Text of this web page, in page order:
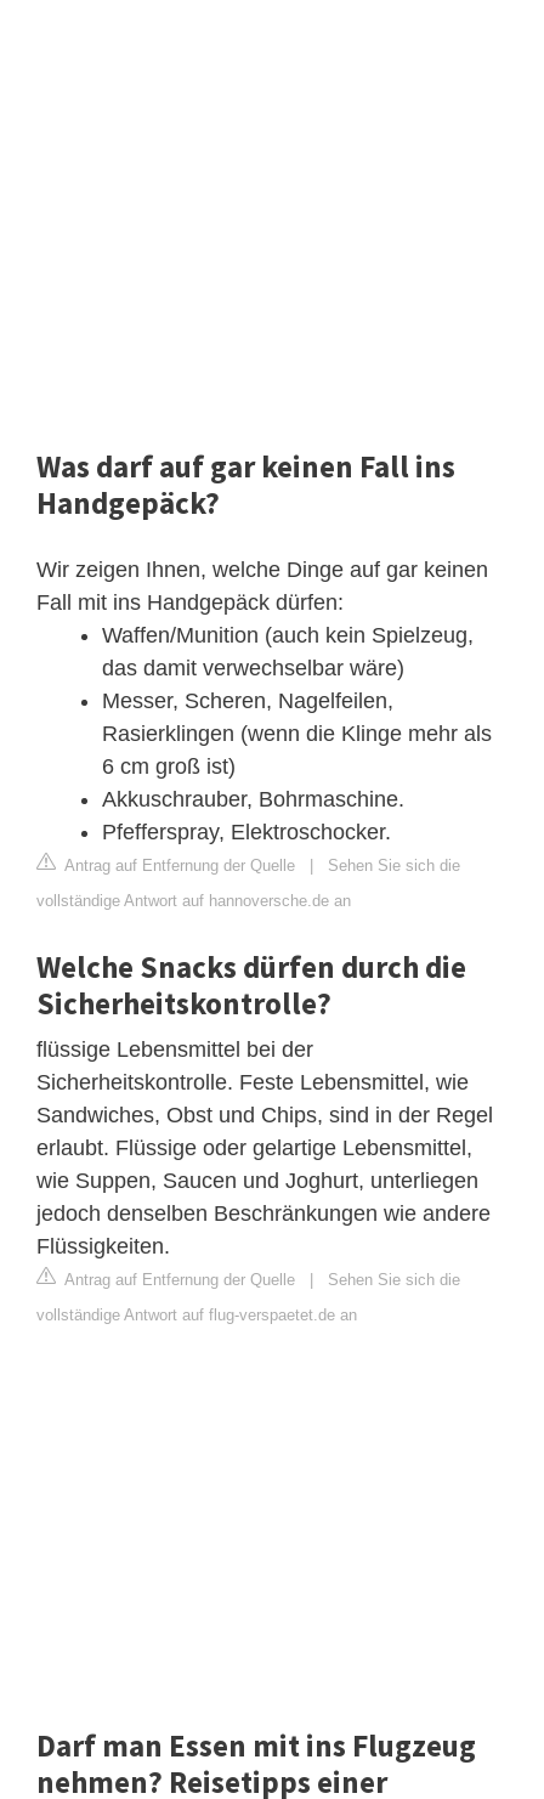
Was darf auf gar keinen Fall ins
Handgepäck?
Wir zeigen Ihnen, welche Dinge auf gar keinen
Fall mit ins Handgepäck dürfen:
Waffen/Munition (auch kein Spielzeug,
das damit verwechselbar wäre)
Messer, Scheren, Nagelfeilen,
Rasierklingen (wenn die Klinge mehr als
6 cm groß ist)
Akkuschrauber, Bohrmaschine.
Pfefferspray, Elektroschocker.
Antrag auf Entfernung der Quelle
Sehen Sie sich die
vollständige Antwort auf hannoversche.de an
Welche Snacks dürfen durch die
Sicherheitskontrolle?
flüssige Lebensmittel bei der
Sicherheitskontrolle. Feste Lebensmittel, wie
Sandwiches, Obst und Chips, sind in der Regel
erlaubt. Flüssige oder gelartige Lebensmittel,
wie Suppen, Saucen und Joghurt, unterliegen
jedoch denselben Beschränkungen wie andere
Flüssigkeiten.
Antrag auf Entfernung der Quelle
Sehen Sie sich die
vollständige Antwort auf flug-verspaetet.de an
Darf man Essen mit ins Flugzeug
nehmen? Reisetipps einer